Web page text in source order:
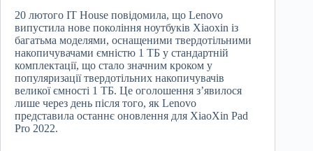
20 лютого IT House повідомила, що Lenovo
випустила нове покоління ноутбуків Xiaoxin із
багатьма моделями, оснащеними твердотільними
накопичувачами ємністю 1 ТБ у стандартній
комплектації, що стало значним кроком у
популяризації твердотільних накопичувачів
великої ємності 1 ТБ. Це оголошення з’явилося
лише через день після того, як Lenovo
представила останнє оновлення для XiaoXin Pad
Pro 2022.